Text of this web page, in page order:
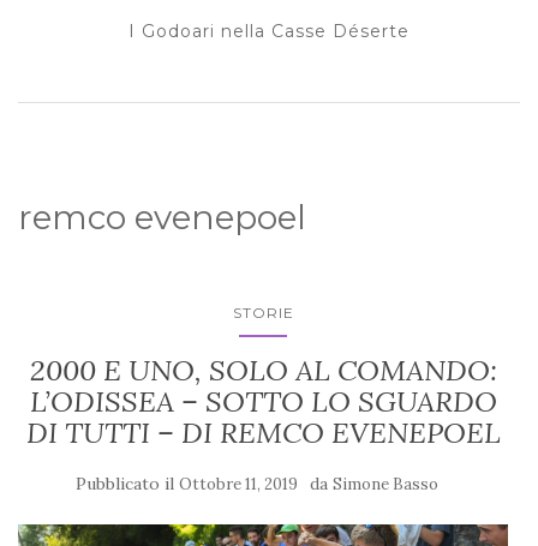
I Godoari nella Casse Déserte
remco evenepoel
STORIE
2000 E UNO, SOLO AL COMANDO:
L’ODISSEA – SOTTO LO SGUARDO
DI TUTTI – DI REMCO EVENEPOEL
Pubblicato il Ottobre 11, 2019 da Simone Basso